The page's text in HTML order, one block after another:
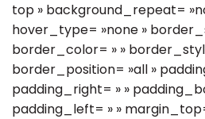
top » background_repeat=
hover_type= »none »
border_color= » »
border_position= »all »
padding_right= » »
padding_left= » »